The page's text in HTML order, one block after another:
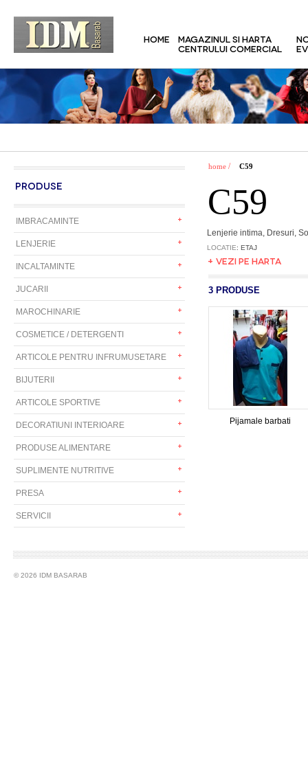
HOME
MAGAZINUL SI HARTA
CENTRULUI COMERCIAL
PRODUSE
IMBRACAMINTE
LENJERIE
INCALTAMINTE
JUCARII
MAROCHINARIE
COSMETICE / DETERGENTI
ARTICOLE PENTRU INFRUMUSETARE
BIJUTERII
ARTICOLE SPORTIVE
DECORATIUNI INTERIOARE
PRODUSE ALIMENTARE
SUPLIMENTE NUTRITIVE
PRESA
SERVICII
home / C59
C59
Lenjerie intima, Dresuri,
LOCATIE: ETAJ
+ VEZI PE HARTA
3 PRODUSE
Pijamale barbati
© 2026 IDM BASARAB